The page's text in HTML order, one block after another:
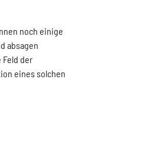
noch einige
absagen
der
eines solchen